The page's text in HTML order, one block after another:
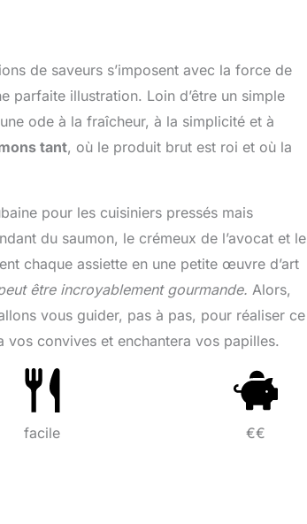
de saveurs s’imposent avec la force de
parfaite illustration. Loin d’être un simple
ode à la fraîcheur, à la simplicité et à
tant, où le produit brut est roi et où la
pour les cuisiniers pressés mais
du saumon, le crémeux de l’avocat et le
chaque assiette en une petite œuvre d’art
être incroyablement gourmande. Alors,
vous guider, pas à pas, pour réaliser ce
convives et enchantera vos papilles.
facile €€